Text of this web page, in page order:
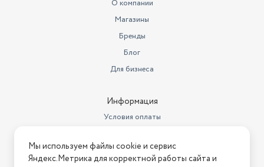
О компании
Магазины
Бренды
Блог
Для бизнеса
Информация
Условия оплаты
Условия возврата
Мы используем файлы cookie и сервис
Яндекс.Метрика для корректной работы сайта и